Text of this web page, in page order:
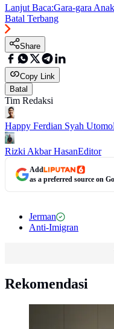
Lanjut Baca:Gara-gara
Batal Terbang
Share
Copy Link
Batal
Tim Redaksi
Happy Ferdian Syah Utomo
Rizki Akbar HasanEditor
Add
as a preferred source on
Jerman
Anti-Imigran
Rekomendasi